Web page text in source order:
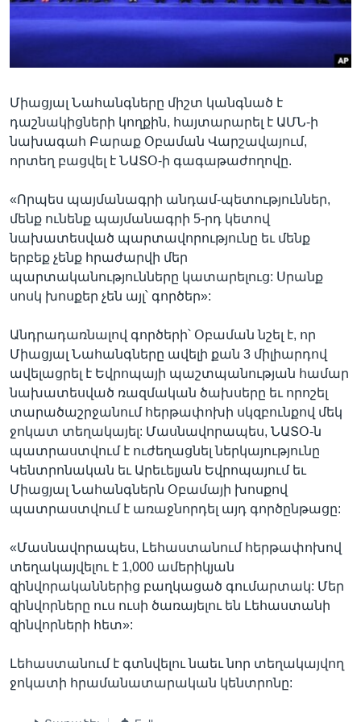
Միացյալ Նահանգները միշտ կանգնած է
դաշնակիցների կողքին, հայտարարել է ԱՄՆ-ի
նախագահ Բարաք Օբաման Վարշավայում,
որտեղ բացվել է ՆԱՏՕ-ի գագաթաժողովը.
«Որպես պայմանագրի անդամ-պետություններ,
մենք ունենք պայմանագրի 5-րդ կետով
նախատեսված պարտավորությունը եւ մենք
երբեք չենք հրաժարվի մեր
պարտականությունները կատարելուց: Սրանք
սոսկ խոսքեր չեն այլ՝ գործեր»:
Անդրադառնալով գործերի՝ Օբաման նշել է, որ
Միացյալ Նահանգները ավելի քան 3 միլիարդով
ավելացրել է Եվրոպայի պաշտպանության համար
նախատեսված ռազմական ծախսերը եւ որոշել
տարածաշրջանում հերթափոխի սկզբունքով մեկ
ջոկատ տեղակայել: Մասնավորապես, ՆԱՏՕ-ն
պատրաստվում է ուժեղացնել ներկայությունը
Կենտրոնական եւ Արեւելյան Եվրոպայում եւ
Միացյալ Նահանգներն Օբամայի խոսքով
պատրաստվում է առաջնորդել այդ գործընթացը:
«Մասնավորապես, Լեհաստանում հերթափոխով
տեղակայվելու է 1,000 ամերիկյան
զինվորականներից բաղկացած գումարտակ: Մեր
զինվորները ուս ուսի ծառայելու են Լեհաստանի
զինվորների հետ»:
Լեհաստանում է գտնվելու նաեւ նոր տեղակայվող
ջոկատի հրամանատարական կենտրոնը: